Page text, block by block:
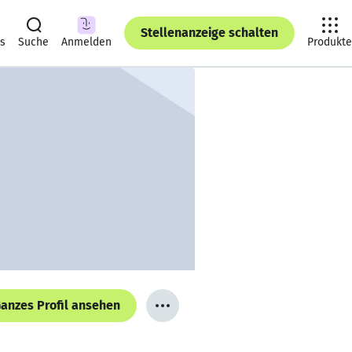
Suche Anmelden
Stellenanzeige schalten
Produkte
Profil ansehen